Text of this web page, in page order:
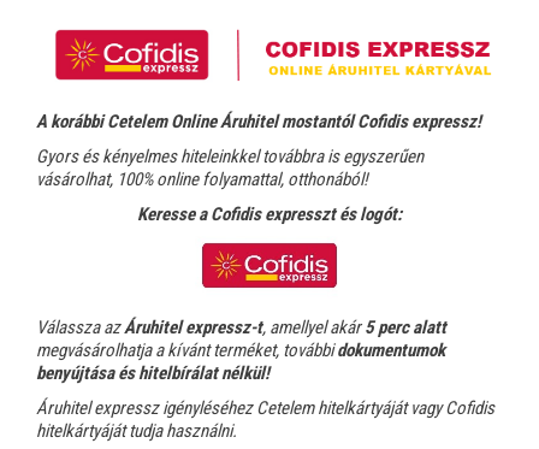
A korábbi Cetelem Online Áruhitel mostantól Cofidis expressz!
Gyors és kényelmes hiteleinkkel továbbra is egyszerűen
vásárolhat, 100% online folyamattal, otthonából!
Keresse a Cofidis expresszt és logót:
Válassza azÁruhitel expressz-t, amellyel akár5 perc alatt
megvásárolhatja a kívánt terméket, továbbidokumentumok
benyújtása és hitelbírálat nélkül!
Áruhitel expressz igényléséhez Cetelem hitelkártyáját vagy Cofidis
hitelkártyáját tudja használni.